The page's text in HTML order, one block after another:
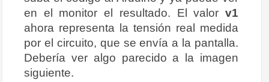
25
26
27
28
29
30
31
32
void loop()
float v = (analogRead ( 0) * v1 / 1024.0;
r2 +
Serial.print ("V: ");
Serial.println(v2 );
delay (10)
en el monitor el resultado. El valor v1
ahora representa la tensión real medida
por el circuito, que se envía a la pantalla.
Debería ver algo parecido a la imagen
siguiente.